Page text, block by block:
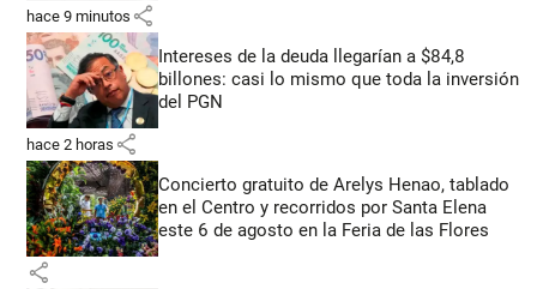
hace 9 minutos share
Intereses de la deuda llegarían a $84,8
billones: casi lo mismo que toda la inversión
del PGN
hace 2 horas share
Concierto gratuito de Arelys Henao, tablado
en el Centro y recorridos por Santa Elena
este 6 de agosto en la Feria de las Flores
share